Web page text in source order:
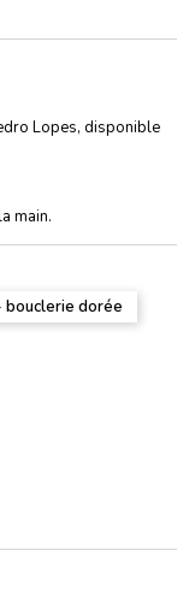
Lopes, disponible
main.
bouclerie dorée